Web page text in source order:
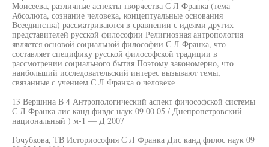
Моисеева, различные аспекты творчества С Л Франка (тема
Абсолюта, сознание человека, концептуальные основания
Всеединства) рассматриваются в сравнении с идеями других
представителей русской философии Религиозная антропология
является основой социальной философии С Л Франка, что
составляет специфику русской философской традиции в
рассмотрении социального бытия Поэтому закономерно, что
наибольший исследовательский интерес вызывают темы,
связанные с учением С Л Франка о человеке
13 Вершина В 4 Антропологический аспект фичософской системы
С Л Франка лис канд фивдс наук 09 00 05 / Днепропетровский
национальный ) м-1 — Д 2007
Гочубкова, ТВ Историософия С Л Франка Дис канд филос наук 09